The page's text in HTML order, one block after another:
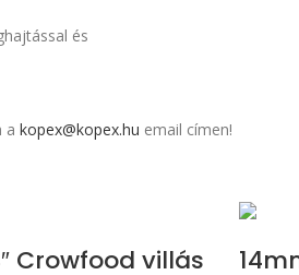
és
a kopex@kopex.hu email címen!
Crowfood villás